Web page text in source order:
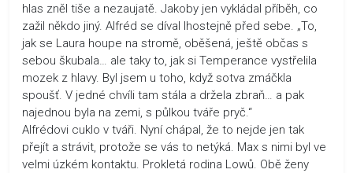
hlas zněl tiše a nezaujatě. Jakoby jen vykládal příběh, co
zažil někdo jiný. Alfréd se díval lhostejně před sebe. „To,
jak se Laura houpe na stromě, oběšená, ještě občas s
sebou škubala… ale taky to, jak si Temperance vystřelila
mozek z hlavy. Byl jsem u toho, když sotva zmáčkla
spoušť. V jedné chvíli tam stála a držela zbraň… a pak
najednou byla na zemi, s půlkou tváře pryč.“
Alfrédovi cuklo v tváři. Nyní chápal, že to nejde jen tak
přejít a strávit, protože se vás to netýká. Max s nimi byl ve
velmi úzkém kontaktu. Prokletá rodina Lowů. Obě ženy